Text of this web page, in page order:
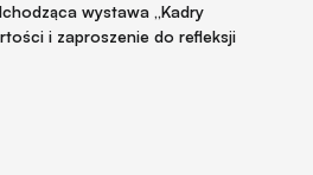
wystawa „Kadry
i zaproszenie do refleksji